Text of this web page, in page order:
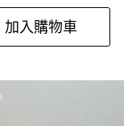
加入購物車